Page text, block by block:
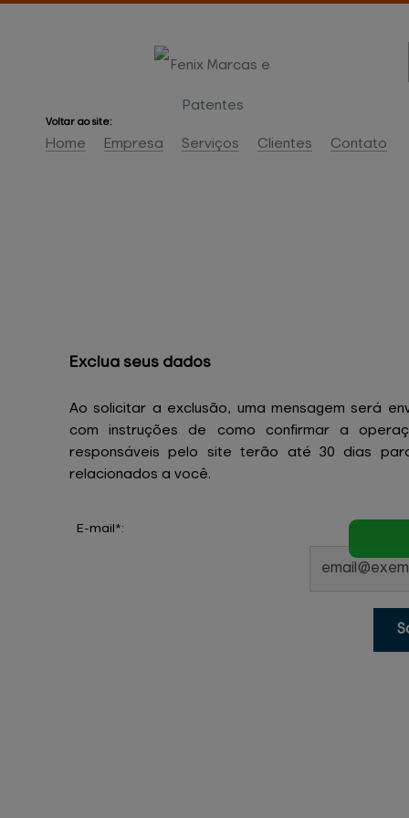
Voltar ao site:
Home Empresa Serviços Clientes Contato
Exclua seus dados
Ao solicitar a exclusão, uma mensagem será
com instruções de como confirmar a
responsáveis pelo site terão até 30 dias
relacionados a você.
E-mail*: